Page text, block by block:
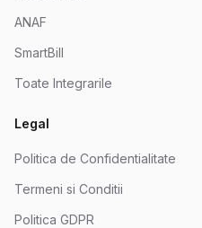
ANAF
SmartBill
Toate Integrarile
Legal
Politica de Confidentialitate
Termeni si Conditii
Politica GDPR